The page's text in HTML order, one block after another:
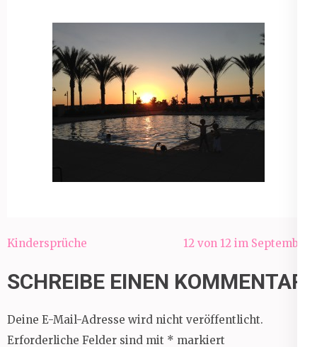
Beitragsnavigation
Kindersprüche 12 von 12 im September
SCHREIBE EINEN KOMMENTAR
Deine E-Mail-Adresse wird nicht veröffentlicht.
Erforderliche Felder sind mit * markiert